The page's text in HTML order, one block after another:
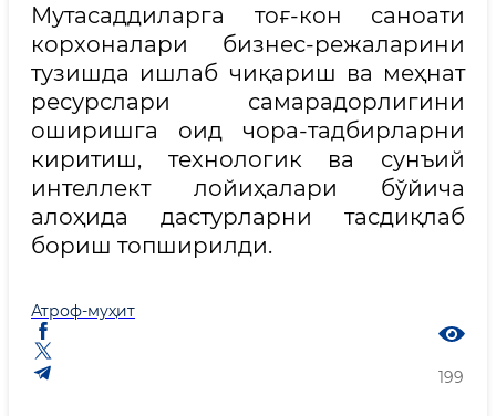
Мутасаддиларга тоғ-кон саноати
корхоналари бизнес-режаларини
тузишда ишлаб чиқариш ва меҳнат
ресурслари самарадорлигини
оширишга оид чора-тадбирларни
киритиш, технологик ва сунъий
интеллект лойиҳалари бўйича
алоҳида дастурларни тасдиқлаб
бориш топширилди.
Атроф-муҳит
199